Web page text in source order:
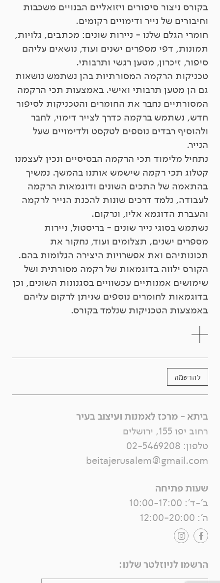
בקורס ניצור סיפורים ויזואליים הבנויים משכבות
וחיבורים של נייר ודימויים רקומים.
חומרי הגלם שלנו - ניירות שונים: מכתבים, גלויות,
תמונות, דפי מספרים ישנים ועוד, נושאים עליהם
סיפור, זיכרון, מטען רגשי ותרבותי.
טכניקות הרקמה המסורתיות בהן נשתמש נושאות
גם הן מטען תרבותי ואישי. באמצעות תכי הרקמה
המסורתיים נחבר את החומרים והטכניקות לסיפור
חדש, נשתמש ברקמה כדרך לצייר דימוי, לחבר
ולהוסיף רבדים נוספים לטקסט ולדימויים שעל
הנייר.
נתחיל מלימוד תכי הרקמה הבסיסיים ונכין לעצמנו
קטלוג תכי רקמה שישמש אותנו בהמשך. נמשיך
בהתאמה של התכים השונים ודוגמאות הרקמה
לעבודה, נלמד דרכים שונות להכנת הנייר לרקמה
והעברת הדוגמא אליו, ונרקום.
נשתמש בסוגי נייר שונים - בריסטול, ניירות
מספרים ישנים, תצלומים ועוד, נחקור את
תכונותיהם ואת אפשרויות היצירה הגלומות בהם.
הקורס ילווה בדוגמאות של רקמה מסורתית ושל
שימושים אמנותיים עכשוויים בסגנונות השונים, וכן
בדוגמאות לחומרים נוספים שניתן לרקום עליהם
באמצעות הטכניקות שנלמד בקורס.
להרשמה
ביתא - מרכז לאמנות ועיצוב בעיר
רחוב יפו 155, ירושלים
טלפון: 02-5469208
beitajerusalem@gmail.com
שעות פתיחה
ב'-ד': 10:00-17:00
ה': 12:00-20:00
הרשמו לניוזלטר שלנו: